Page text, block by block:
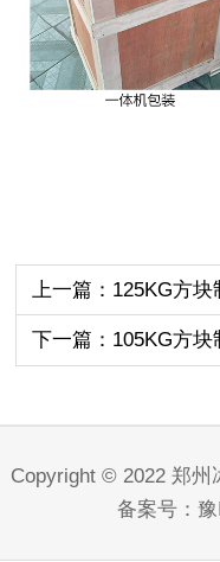
上一篇：125KG方块
下一篇：105KG方块
Copyright © 2022 郑州
备案号：